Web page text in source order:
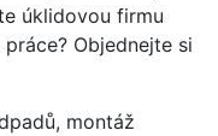
úklidovou firmu
Objednejte si
montáž